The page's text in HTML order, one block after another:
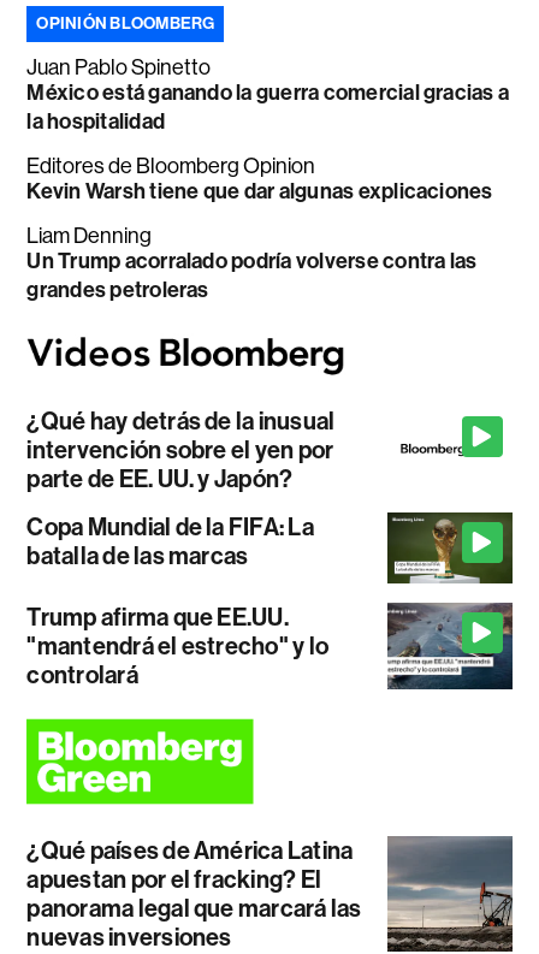
OPINIÓN BLOOMBERG
Juan Pablo Spinetto
México está ganando la guerra comercial gracias a
la hospitalidad
Editores de Bloomberg Opinion
Kevin Warsh tiene que dar algunas explicaciones
Liam Denning
Un Trump acorralado podría volverse contra las
grandes petroleras
¿Qué hay detrás de la inusual
intervención sobre el yen por
parte de EE. UU. y Japón?
Copa Mundial de la FIFA: La
batalla de las marcas
Trump afirma que EE.UU.
"mantendrá el estrecho" y lo
controlará
¿Qué países de América Latina
apuestan por el fracking? El
panorama legal que marcará las
nuevas inversiones